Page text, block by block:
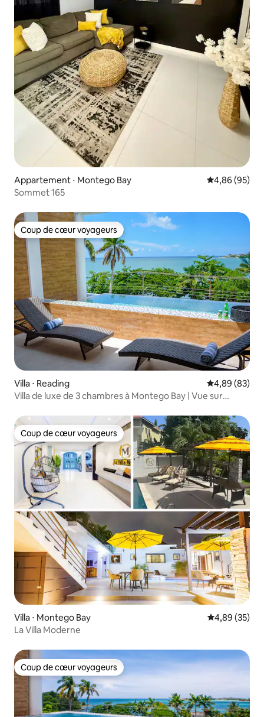
Appartement ⋅ Montego Bay Évaluation
4,86 (95)
Sommet 165
Coup de cœur voyageurs
Coup de cœur voyageurs
Villa ⋅ Reading Évaluation
4,89 (83)
Villa de luxe de 3 chambres à Montego Bay | Vue sur
Coup de cœur voyageurs
Coup de cœur voyageurs
Villa ⋅ Montego Bay Évaluation
4,89 (35)
La Villa Moderne
Coup de cœur voyageurs
Coup de cœur voyageurs